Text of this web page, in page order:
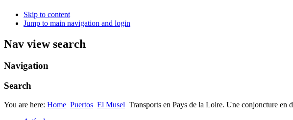
Skip to content
Jump to main navigation and login
Nav view search
Navigation
Search
You are here: Home Puertos El Musel Transports en Pays de la Loire. Une conjoncture en